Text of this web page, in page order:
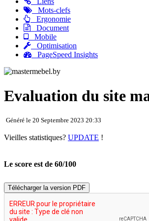
Mots-clefs
Ergonomie
Document
Mobile
Optimisation
PageSpeed Insights
Evaluation du site
Généré le 20 Septembre 2023 20:33
Vieilles statistiques? UPDATE !
Le score est de 60/100
Télécharger la version PDF